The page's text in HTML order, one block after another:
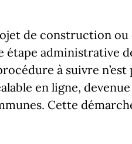
de construction
étape administrative
à suivre
en ligne,
Cette